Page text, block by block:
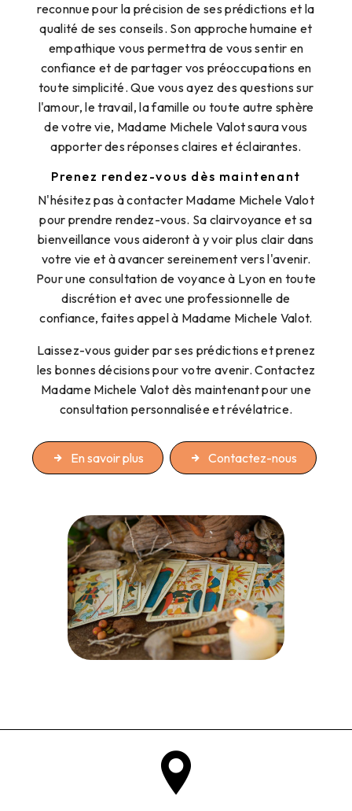
reconnue pour la précision de ses prédictions et la
qualité de ses conseils. Son approche humaine et
empathique vous permettra de vous sentir en
confiance et de partager vos préoccupations en
toute simplicité. Que vous ayez des questions sur
l'amour, le travail, la famille ou toute autre sphère
de votre vie, Madame Michele Valot saura vous
apporter des réponses claires et éclairantes.
Prenez rendez-vous dès maintenant
N'hésitez pas à contacter Madame Michele Valot
pour prendre rendez-vous. Sa clairvoyance et sa
bienveillance vous aideront à y voir plus clair dans
votre vie et à avancer sereinement vers l'avenir.
Pour une consultation de voyance à Lyon en toute
discrétion et avec une professionnelle de
confiance, faites appel à Madame Michele Valot.
Laissez-vous guider par ses prédictions et prenez
les bonnes décisions pour votre avenir. Contactez
Madame Michele Valot dès maintenant pour une
consultation personnalisée et révélatrice.
En savoir plus Contactez-nous